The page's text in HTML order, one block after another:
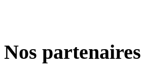
Nos partenaires